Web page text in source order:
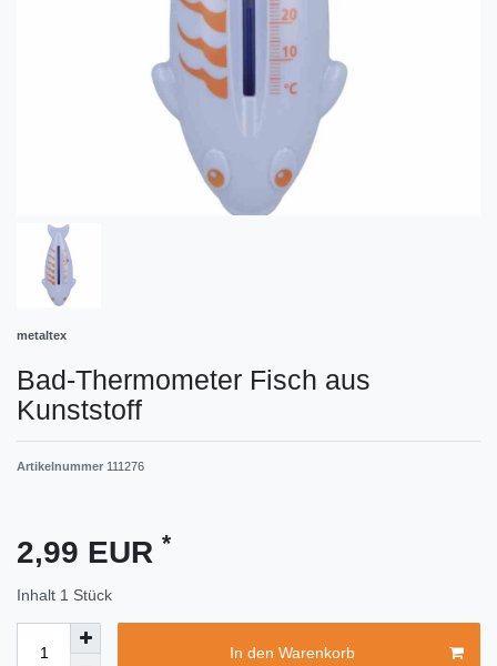
metaltex
Bad-Thermometer Fisch aus
Kunststoff
Artikelnummer 111276
2,99 EUR *
Inhalt 1 Stück
In den Warenkorb